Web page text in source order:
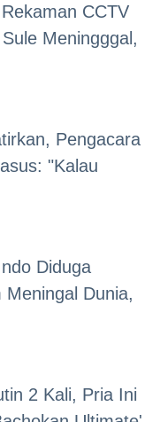
CCTV
Meningggal,
Pengacara
"Kalau
Diduga
Dunia,
2 Kali, Pria Ini